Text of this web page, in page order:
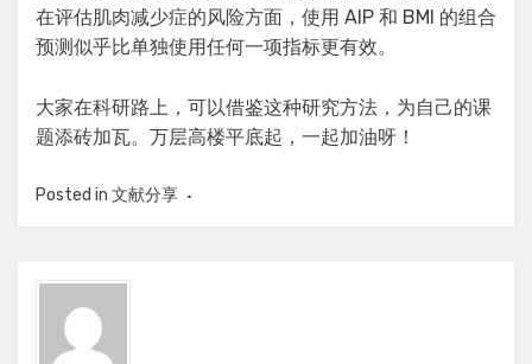
在评估肌肉减少症的风险方面，使用 AIP 和 BMI 的组合
预测似乎比单独使用任何一项指标更有效。
大家在科研路上，可以借鉴这种研究方法，为自己的课
题添砖加瓦。万层高楼平底起，一起加油呀！
Posted in 文献分享